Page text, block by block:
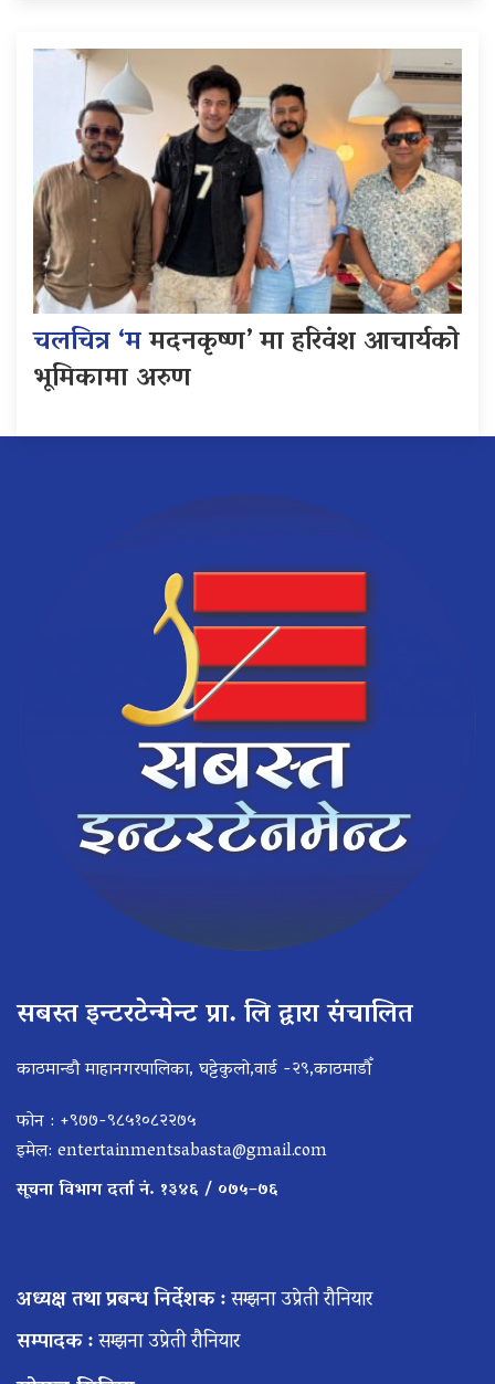
चलचित्र ‘ममदनकृष्ण’ मा हरिवंश आचार्यको
भूमिकामा अरुण
सबस्त इन्टरटेन्मेन्ट प्रा. लि द्वारा संचालित
काठमान्डौ माहानगरपालिका, घट्टेकुलो,वार्ड -२९,काठमाडौँ
फोन : +९७७-९८५१०८२२७५
इमेल: entertainmentsabasta@gmail.com
सूचना विभाग दर्ता नं. १३४६ / ०७५–७६
अध्यक्ष तथा प्रबन्ध निर्देशक :सम्झना उप्रेती रौनियार
सम्पादक :सम्झना उप्रेती रौनियार